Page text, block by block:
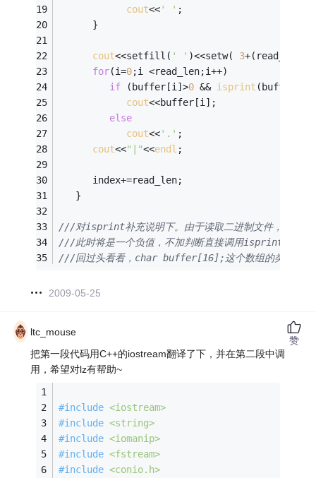
cout<<' ' ;
      }
cout<<setfill( ' ' )<<setw( 3+(read_len>
for(i=0;i <read_len;i++)
if (buffer[i]>0 && isprint
cout<<buffer[i];
else
cout<<'.' ;
cout<<"|"<<endl ;
      index+=read_len;
   }
///对isprint补充说明下。由于读取二进制文件，有些
///此时将是一个负值，不加判断直接调用isprint似乎
///回过头看看，char buffer[16];这个数组的类型声
2009-05-25
ltc_mouse
把第一段代码用C++的iostream翻译了下，并在第二段中调
用，希望对lz有帮助~
#include <iostream>
#include <string>
#include <iomanip>
#include <fstream>
#include <conio.h>
赞